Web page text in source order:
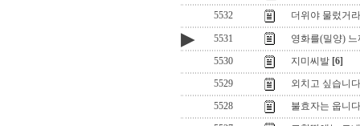
5532
더위야 물렀거라
▶ 5531
영화를(밀양) 느
5530
지미씨발 [6]
5529
외치고 싶습니
5528
불효자는 웁니